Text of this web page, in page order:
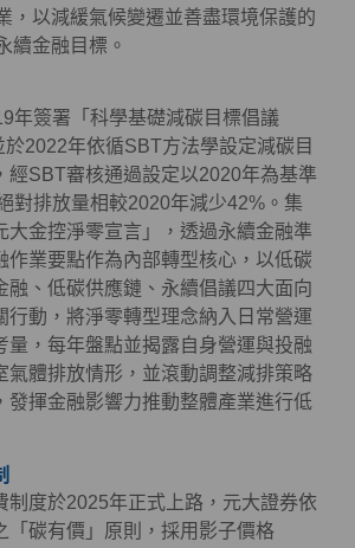
，以減緩氣候變遷並善盡環境保護的
續金融目標。
年簽署「科學基礎減碳目標倡議
於2022年依循SBT方法學設定減碳目
經SBT審核通過設定以2020年為基準
對排放量相較2020年減少42%。集
大金控淨零宣言」，透過永續金融準
作業要點作為內部轉型核心，以低碳
融、低碳供應鏈、永續倡議四大面向
行動，將淨零轉型理念納入日常營運
量，每年盤點並揭露自身營運與投融
氣體排放情形，並滾動調整減排策略
發揮金融影響力推動整體產業進行低
制度於2025年正式上路，元大證券依
「碳有價」原則，採用影子價格